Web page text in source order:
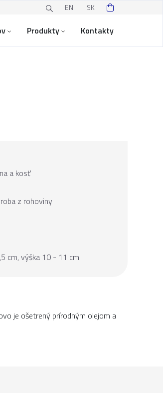
EN SK
Produkty Kontakty
a kosť
z rohoviny
cm, výška 10 - 11 cm
je ošetrený prírodným olejom a